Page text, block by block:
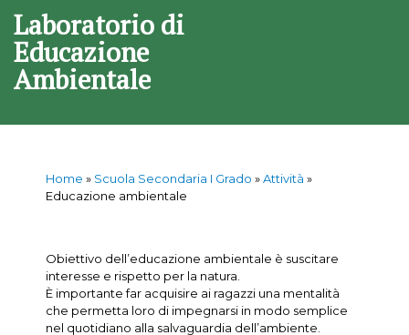
Laboratorio di
Educazione
Ambientale
Home » Scuola Secondaria I Grado »Attività »
Educazione ambientale
Obiettivo dell’educazione ambientale è suscitare
interesse e rispetto per la natura.
È importante far acquisire ai ragazzi una mentalità
che permetta loro di impegnarsi in modo semplice
nel quotidiano alla salvaguardia dell’ambiente.